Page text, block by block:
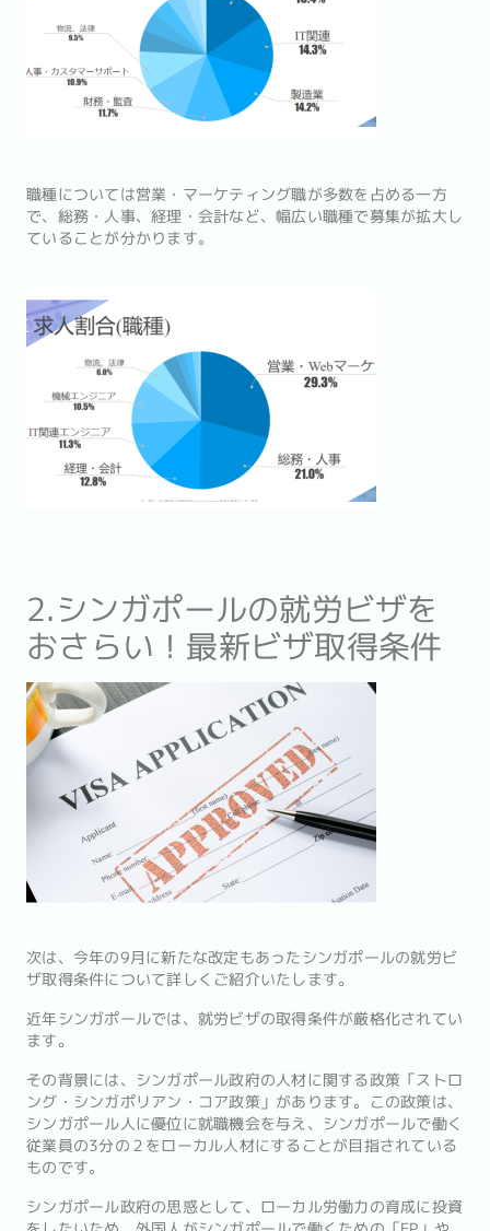
職種については営業・マーケティング職が多数を占める一方
で、総務・人事、経理・会計など、幅広い職種で募集が拡大し
ていることが分かります。
2.シンガポールの就労ビザを
おさらい！最新ビザ取得条件
次は、今年の9月に新たな改定もあったシンガポールの就労ビ
ザ取得条件について詳しくご紹介いたします。
近年シンガポールでは、就労ビザの取得条件が厳格化されてい
ます。
その背景には、シンガポール政府の人材に関する政策「ストロ
ング・シンガポリアン・コア政策」があります。この政策は、
シンガポール人に優位に就職機会を与え、シンガポールで働く
従業員の3分の２をローカル人材にすることが目指されている
ものです。
シンガポール政府の思惑として、ローカル労働力の育成に投資